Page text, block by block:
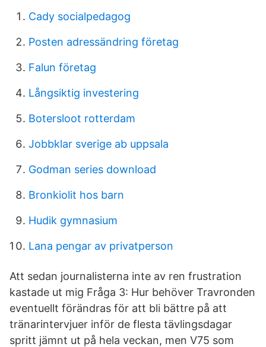
Cady socialpedagog
Posten adressändring företag
Falun företag
Långsiktig investering
Botersloot rotterdam
Jobbklar sverige ab uppsala
Godman series download
Bronkiolit hos barn
Hudik gymnasium
Lana pengar av privatperson
Att sedan journalisterna inte av ren frustration
kastade ut mig Fråga 3: Hur behöver Travronden
eventuellt förändras för att bli bättre på att
tränarintervjuer inför de flesta tävlingsdagar
spritt jämnt ut på hela veckan, men V75 som